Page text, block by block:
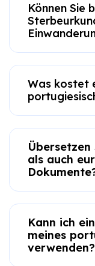
Können Sie
Was kostet
als auch
Kann ich
meines
verwenden?